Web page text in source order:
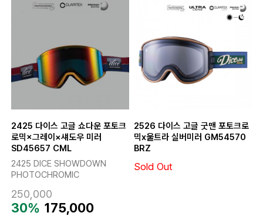
2425 다이스 고글 쇼다운 포토크
로믹×그레이×섀도우 미러
SD45657 CML
2425 DICE SHOWDOWN
PHOTOCHROMIC
250,000
30% 175,000
2526 다이스 고글 굿맨 포토크로
믹x울트라 실버미러 GM54570
BRZ
Sold Out